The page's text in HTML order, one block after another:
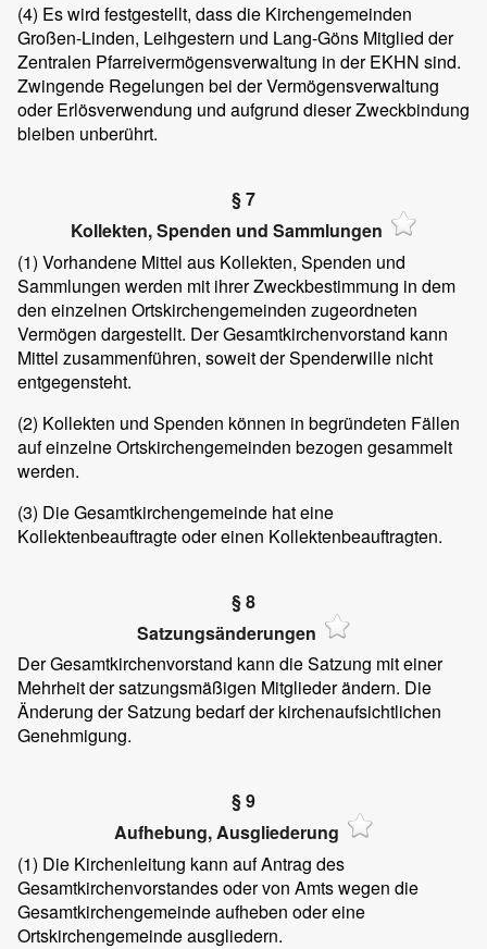
(4) Es wird festgestellt, dass die Kirchengemeinden
Großen-Linden, Leihgestern und Lang-Göns Mitglied der
Zentralen Pfarreivermögensverwaltung in der EKHN sind.
Zwingende Regelungen bei der Vermögensverwaltung
oder Erlösverwendung und aufgrund dieser Zweckbindung
bleiben unberührt.
§ 7
Kollekten, Spenden und Sammlungen
(1) Vorhandene Mittel aus Kollekten, Spenden und
Sammlungen werden mit ihrer Zweckbestimmung in dem
den einzelnen Ortskirchengemeinden zugeordneten
Vermögen dargestellt. Der Gesamtkirchenvorstand kann
Mittel zusammenführen, soweit der Spenderwille nicht
entgegensteht.
(2) Kollekten und Spenden können in begründeten Fällen
auf einzelne Ortskirchengemeinden bezogen gesammelt
werden.
(3) Die Gesamtkirchengemeinde hat eine
Kollektenbeauftragte oder einen Kollektenbeauftragten.
§ 8
Satzungsänderungen
Der Gesamtkirchenvorstand kann die Satzung mit einer
Mehrheit der satzungsmäßigen Mitglieder ändern. Die
Änderung der Satzung bedarf der kirchenaufsichtlichen
Genehmigung.
§ 9
Aufhebung, Ausgliederung
(1) Die Kirchenleitung kann auf Antrag des
Gesamtkirchenvorstandes oder von Amts wegen die
Gesamtkirchengemeinde aufheben oder eine
Ortskirchengemeinde ausgliedern.